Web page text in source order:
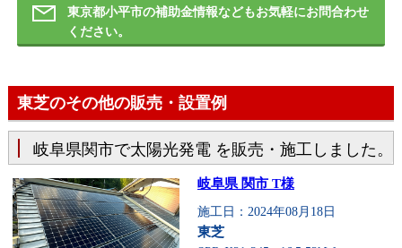
東京都小平市の補助金情報などもお気軽にお問合わせ
ください。
東芝のその他の販売・設置例
岐阜県関市で太陽光発電 を販売・施工しました。
岐阜県 関市 T様
施工日：2024年08月18日
東芝